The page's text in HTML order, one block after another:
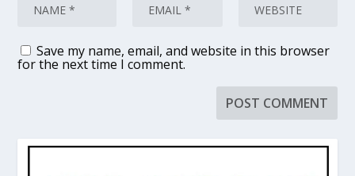
Save my name, email, and website in this browser
for the next time I comment.